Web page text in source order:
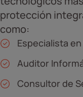
protección
como:
Especialista
Auditor
Consultor de